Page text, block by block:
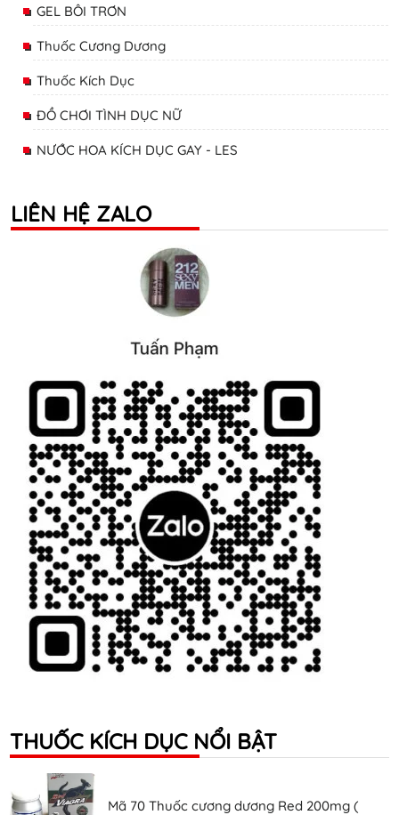
GEL BÔI TRƠN
Thuốc Cương Dương
Thuốc Kích Dục
ĐỒ CHƠI TÌNH DỤC NỮ
NƯỚC HOA KÍCH DỤC GAY - LES
LIÊN HỆ ZALO
THUỐC KÍCH DỤC NỔI BẬT
Mã 70 Thuốc cương dương Red 200mg (